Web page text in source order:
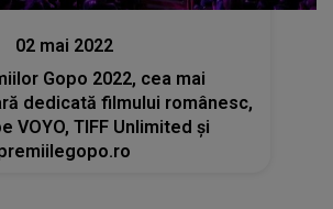
02 mai 2022
Gopo 2022, cea mai
dedicată filmului românesc,
VOYO, TIFF Unlimited şi